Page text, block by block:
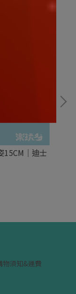
15CM｜迪士
物須知&運費